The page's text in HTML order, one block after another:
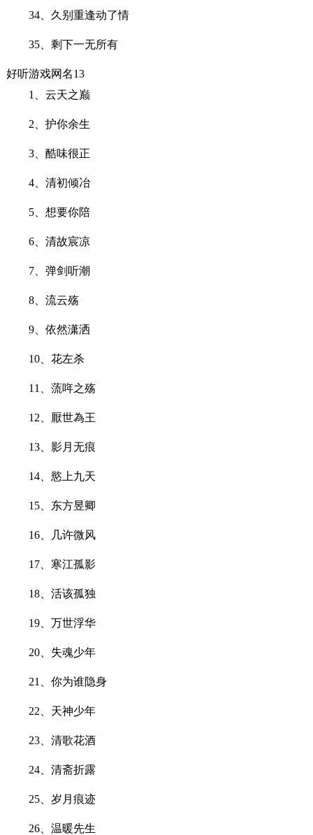
34、久别重逢动了情
35、剩下一无所有
好听游戏网名13
1、云天之巅
2、护你余生
3、酷味很正
4、清初倾冶
5、想要你陪
6、清故宸凉
7、弹剑听潮
8、流云殇
9、依然潇洒
10、花左杀
11、蓅哖之殇
12、厭世為王
13、影月无痕
14、慾上九天
15、东方昱卿
16、几许微风
17、寒江孤影
18、活该孤独
19、万世浮华
20、失魂少年
21、你为谁隐身
22、天神少年
23、清歌花酒
24、清斋折露
25、岁月痕迹
26、温暖先生